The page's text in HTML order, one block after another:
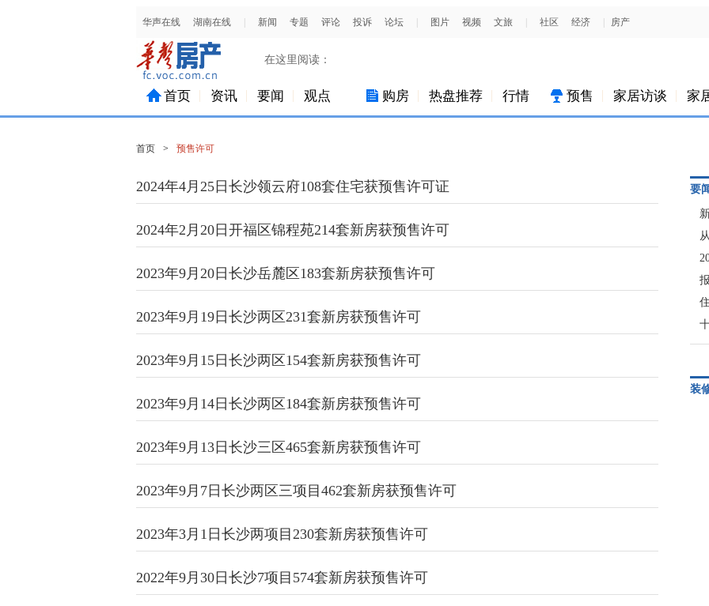
在这里阅读：
首页 资讯 要闻 观点 购房 热盘推荐 行情 预售 家居访谈 家
首页 > 预售许可
2024年4月25日长沙领云府108套住宅获预售许可证
2024年2月20日开福区锦程苑214套新房获预售许可
2023年9月20日长沙岳麓区183套新房获预售许可
2023年9月19日长沙两区231套新房获预售许可
2023年9月15日长沙两区154套新房获预售许可
2023年9月14日长沙两区184套新房获预售许可
2023年9月13日长沙三区465套新房获预售许可
2023年9月7日长沙两区三项目462套新房获预售许可
2023年3月1日长沙两项目230套新房获预售许可
2022年9月30日长沙7项目574套新房获预售许可
要
装